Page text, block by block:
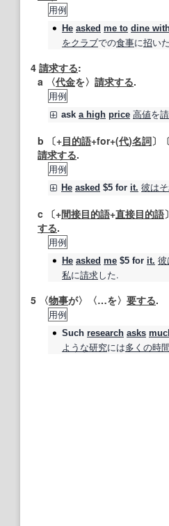
用例
He asked me to dine
をクラブでの食事に招い
4 請求する:
a 〈代金を〉 請求する.
用例
ask a high price 高値を
b 〔+目的語+for+(代)名詞〕
請求する.
用例
He asked $5 for it. 彼は
c 〔+間接目的語+直接目的語
する.
用例
He asked me $5 for it. 彼
私に請求した.
5 〈物事が〉〈…を〉 要する.
用例
Such research asks
ような研究には多くの時間